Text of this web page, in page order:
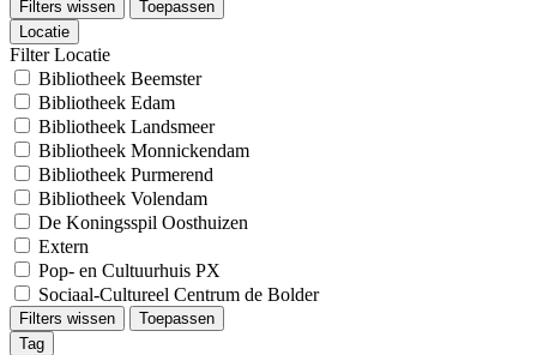
Filters wissen
Toepassen
Locatie
Filter Locatie
Bibliotheek Beemster
Bibliotheek Edam
Bibliotheek Landsmeer
Bibliotheek Monnickendam
Bibliotheek Purmerend
Bibliotheek Volendam
De Koningsspil Oosthuizen
Extern
Pop- en Cultuurhuis PX
Sociaal-Cultureel Centrum de Bolder
Filters wissen
Toepassen
Tag